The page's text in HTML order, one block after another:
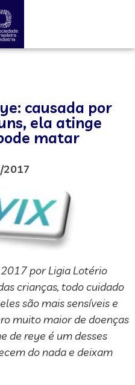
causada por
ela atinge
matar
2017
por Ligia Lotério
crianças, todo cuidado
são mais sensíveis e
muito maior de doenças
de reye é um desses
do nada e deixam